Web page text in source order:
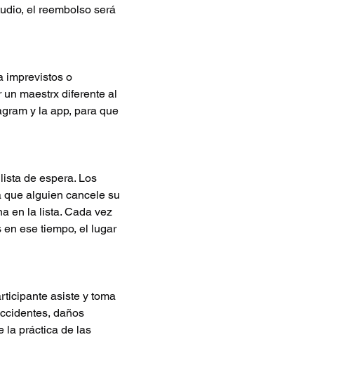
el reembolso será
imprevistos o
maestrx diferente al
y la app, para que
de espera. Los
que alguien cancele su
en la lista. Cada vez
ese tiempo, el lugar
asiste y toma
daños
la práctica de las